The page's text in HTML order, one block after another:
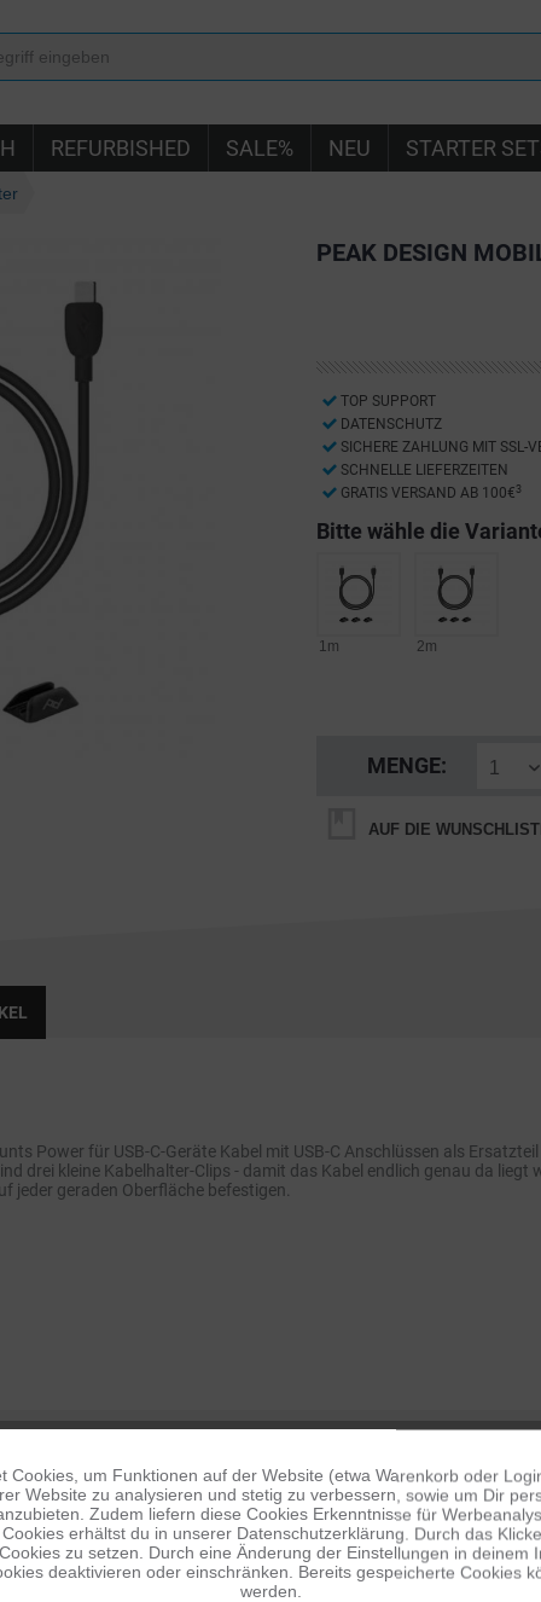
REFURBISHED SALE% NEU STARTER
PEAK DESIGN
TOP SUPPORT
DATENSCHUTZ
SICHERE ZAHLUNG MIT SSL-
SCHNELLE LIEFERZEITEN
GRATIS VERSAND AB 100€ 3
Bitte wähle die
1m 2m
MENGE:
AUF DIE
Power für USB-C-Geräte Kabel mit USB-C Anschlüssen als
drei kleine Kabelhalter-Clips - damit das Kabel endlich genau da
jeder geraden Oberfläche befestigen.
Cookies, um Funktionen auf der Website (etwa Warenkorb oder
Website zu analysieren und stetig zu verbessern, sowie um Dir
Zudem liefern diese Cookies Erkenntnisse für
erhältst du in unserer Datenschutzerklärung. Durch das
zu setzen. Durch eine Änderung der Einstellungen in deinem
deaktivieren oder einschränken. Bereits gespeicherte Cookies
werden.